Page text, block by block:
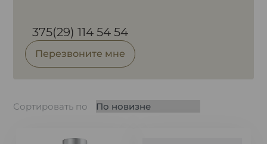
375(29) 114 54 54
Перезвоните мне
Сортировать по